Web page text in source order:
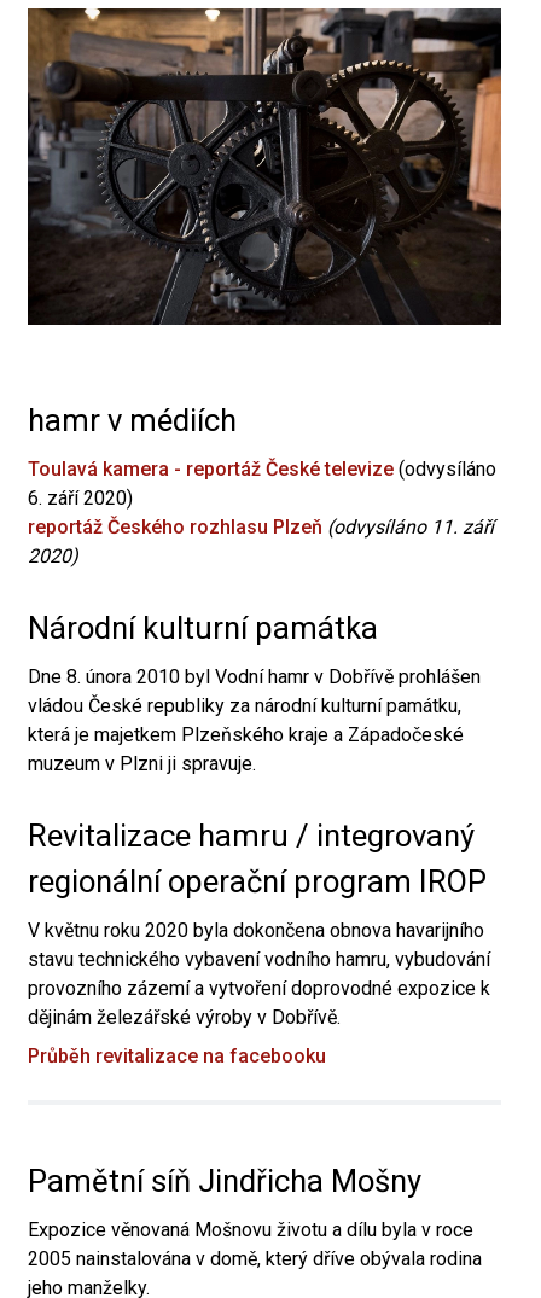
hamr v médiích
Toulavá kamera - reportáž České televize (odvysíláno
6. září 2020)
reportáž Českého rozhlasu Plzeň (odvysíláno 11. září
2020)
Národní kulturní památka
Dne 8. února 2010 byl Vodní hamr v Dobřívě prohlášen
vládou České republiky za národní kulturní památku,
která je majetkem Plzeňského kraje a Západočeské
muzeum v Plzni ji spravuje.
Revitalizace hamru / integrovaný
regionální operační program IROP
V květnu roku 2020 byla dokončena obnova havarijního
stavu technického vybavení vodního hamru, vybudování
provozního zázemí a vytvoření doprovodné expozice k
dějinám železářské výroby v Dobřívě.
Průběh revitalizace na facebooku
Pamětní síň Jindřicha Mošny
Expozice věnovaná Mošnovu životu a dílu byla v roce
2005 nainstalována v domě, který dříve obývala rodina
jeho manželky.